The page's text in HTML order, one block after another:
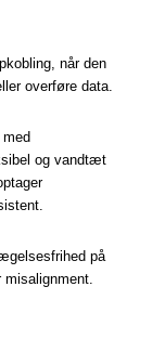
når den
overføre data.
og vandtæt
på